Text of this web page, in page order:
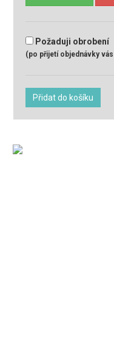
Požaduji obrobení
(po přijetí objednávky
Přidat do košíku